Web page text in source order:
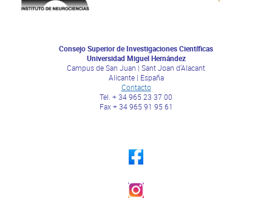
Consejo Superior de Investigaciones Científicas
Universidad Miguel Hernández
Campus de San Juan | Sant Joan d’Alacant
Alicante | España
Contacto
Tel. + 34 965 23 37 00
Fax + 34 965 91 95 61